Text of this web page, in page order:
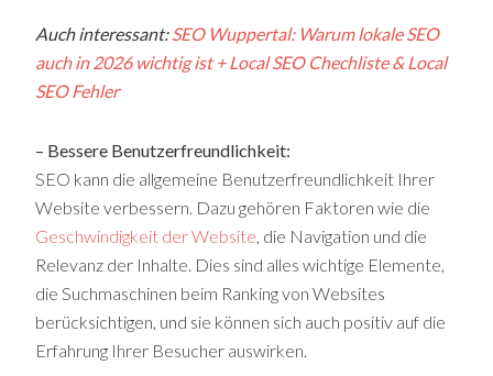
Auch interessant:SEO Wuppertal: Warum lokale SEO
auch in 2026 wichtig ist + Local SEO Chechliste & Local
SEO Fehler
– Bessere Benutzerfreundlichkeit:
SEO kann die allgemeine Benutzerfreundlichkeit Ihrer
Website verbessern. Dazu gehören Faktoren wie die
Geschwindigkeit der Website , die Navigation und die
Relevanz der Inhalte. Dies sind alles wichtige Elemente,
die Suchmaschinen beim Ranking von Websites
berücksichtigen, und sie können sich auch positiv auf die
Erfahrung Ihrer Besucher auswirken.